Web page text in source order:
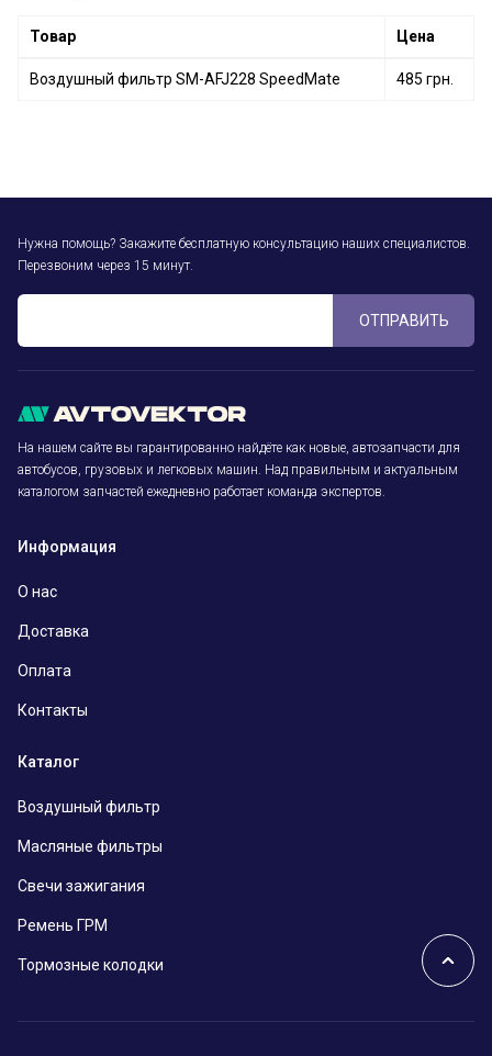
Товар Цена
Воздушный фильтр SM-AFJ228 SpeedMate 485 грн.
Нужна помощь? Закажите бесплатную консультацию наших специалистов.
Перезвоним через 15 минут.
ОТПРАВИТЬ
На нашем сайте вы гарантированно найдёте как новые, автозапчасти для
автобусов, грузовых и легковых машин. Над правильным и актуальным
каталогом запчастей ежедневно работает команда экспертов.
Информация
О нас
Доставка
Оплата
Контакты
Каталог
Воздушный фильтр
Масляные фильтры
Свечи зажигания
Ремень ГРМ
Тормозные колодки